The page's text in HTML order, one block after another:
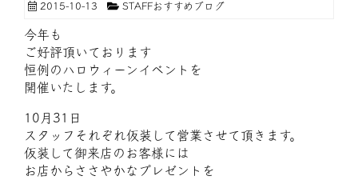
2015-10-13 STAFFおすすめブログ
今年も
ご好評頂いております
恒例のハロウィーンイベントを
開催いたします。
10月31日
スタッフそれぞれ仮装して営業させて頂きます。
仮装して御来店のお客様には
お店からささやかなプレゼントを